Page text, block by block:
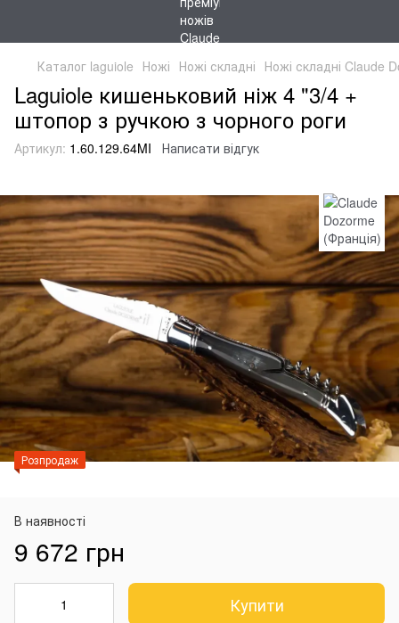
Каталог laguiole Ножі Ножі складні Ножі складні Claude
Laguiole кишеньковий ніж 4 "3/4 +
штопор з ручкою з чорного роги
Артикул: 1.60.129.64MI Написати відгук
Розпродаж
В наявності
9 672 грн
Купити